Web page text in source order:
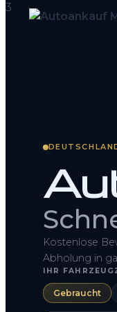
So funktioniert’s
Kostenlose
Abholung in
IHR
Gebraucht